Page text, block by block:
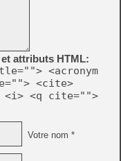
attributs HTML:
<acronym
<cite>
<i> <q cite="">
Votre nom *